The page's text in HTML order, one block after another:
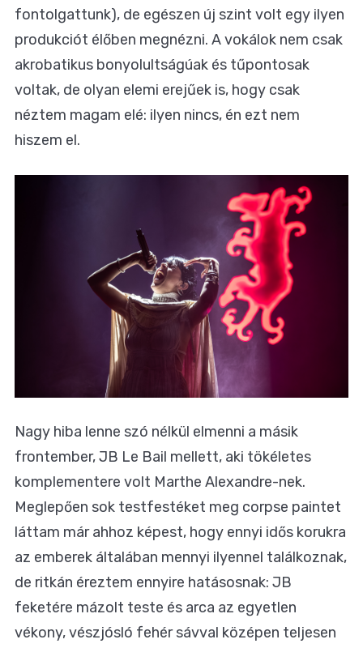
fontolgattunk), de egészen új szint volt egy ilyen
produkciót élőben megnézni. A vokálok nem csak
akrobatikus bonyolultságúak és tűpontosak
voltak, de olyan elemi erejűek is, hogy csak
néztem magam elé: ilyen nincs, én ezt nem
hiszem el.
Nagy hiba lenne szó nélkül elmenni a másik
frontember, JB Le Bail mellett, aki tökéletes
komplementere volt Marthe Alexandre-nek.
Meglepően sok testfestéket meg corpse paintet
láttam már ahhoz képest, hogy ennyi idős korukra
az emberek általában mennyi ilyennel találkoznak,
de ritkán éreztem ennyire hatásosnak: JB
feketére mázolt teste és arca az egyetlen
vékony, vészjósló fehér sávval középen teljesen